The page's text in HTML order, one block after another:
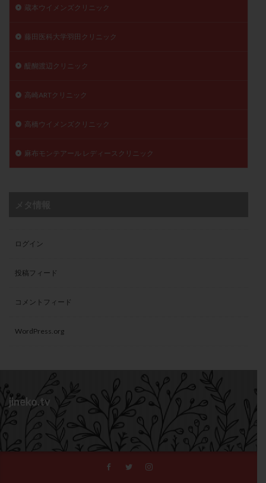
蔵本ウイメンズクリニック
藤田医科大学羽田クリニック
醍醐渡辺クリニック
高崎ARTクリニック
高橋ウイメンズクリニック
麻布モンテアール レディースクリニック
ログイン
投稿フィード
コメントフィード
WordPress.org
jineko.tv